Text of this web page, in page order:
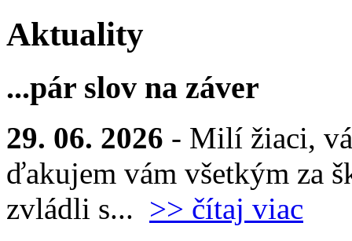
Aktuality
...pár slov na záver
29. 06. 2026 - Milí žiaci,
ďakujem vám všetkým za
zvládli s... >> čítaj viac